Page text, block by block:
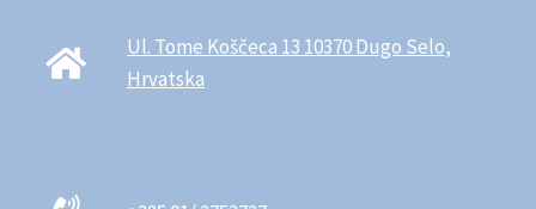
Ul. Tome Koščeca 13 10370 Dugo Selo,
Hrvatska